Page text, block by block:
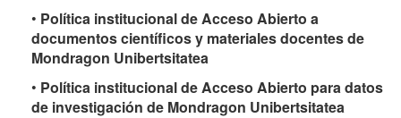
• Política institucional de Acceso Abierto a
documentos científicos y materiales docentes de
Mondragon Unibertsitatea
• Política institucional de Acceso Abierto para datos
de investigación de Mondragon Unibertsitatea